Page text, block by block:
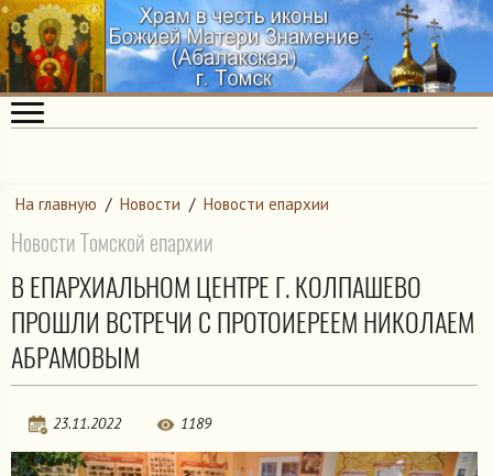
На главную / Новости / Новости епархии
Новости Томской епархии
В ЕПАРХИАЛЬНОМ ЦЕНТРЕ Г. КОЛПАШЕВО
ПРОШЛИ ВСТРЕЧИ С ПРОТОИЕРЕЕМ НИКОЛАЕМ
АБРАМОВЫМ
23.11.2022 1189